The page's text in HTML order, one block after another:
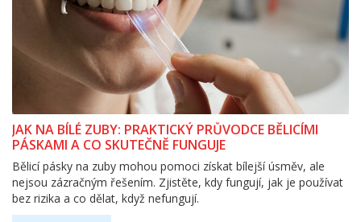
JAK NA BÍLÉ ZUBY: PRAKTICKÝ PRŮVODCE BĚLICÍMI
PÁSKAMI A CO SKUTEČNĚ FUNGUJE
Bělicí pásky na zuby mohou pomoci získat bílejší úsměv, ale
nejsou zázračným řešením. Zjistěte, kdy fungují, jak je používat
bez rizika a co dělat, když nefungují.